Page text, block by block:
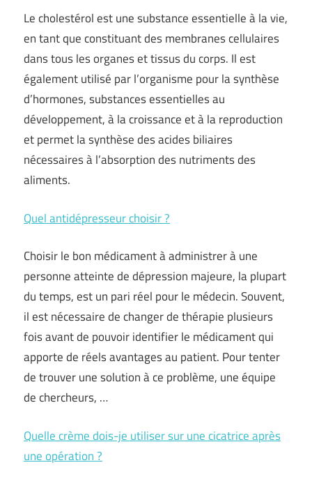
Le cholestérol est une substance essentielle à la vie,
en tant que constituant des membranes cellulaires
dans tous les organes et tissus du corps. Il est
également utilisé par l’organisme pour la synthèse
d’hormones, substances essentielles au
développement, à la croissance et à la reproduction
et permet la synthèse des acides biliaires
nécessaires à l’absorption des nutriments des
aliments.
Quel antidépresseur choisir ?
Choisir le bon médicament à administrer à une
personne atteinte de dépression majeure, la plupart
du temps, est un pari réel pour le médecin. Souvent,
il est nécessaire de changer de thérapie plusieurs
fois avant de pouvoir identifier le médicament qui
apporte de réels avantages au patient. Pour tenter
de trouver une solution à ce problème, une équipe
de chercheurs, …
Quelle crème dois-je utiliser sur une cicatrice après
une opération ?